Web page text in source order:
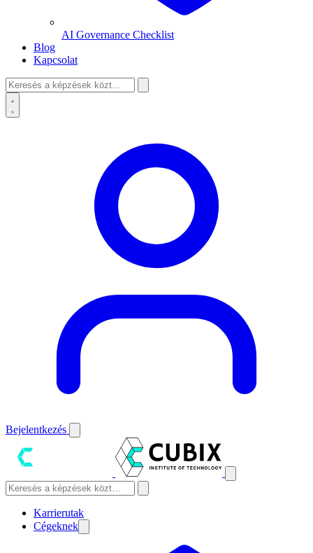
AI Governance Checklist
Blog
Kapcsolat
Bejelentkezés
Karrierutak
Cégeknek